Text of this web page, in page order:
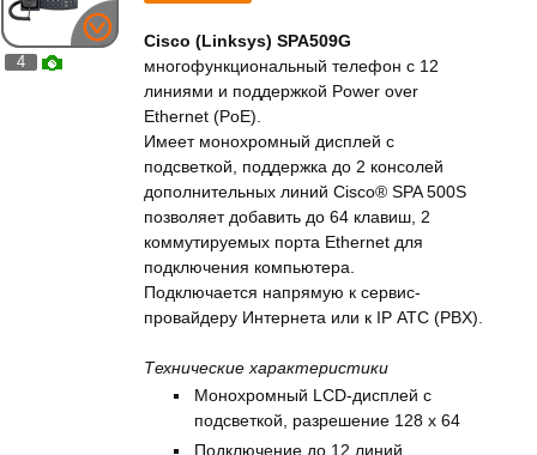
4
Cisco (Linksys) SPA509G
многофункциональный телефон с 12
линиями и поддержкой Power over
Ethernet (PoE).
Имеет монохромный дисплей с
подсветкой, поддержка до 2 консолей
дополнительных линий Cisco® SPA 500S
позволяет добавить до 64 клавиш, 2
коммутируемых порта Ethernet для
подключения компьютера.
Подключается напрямую к сервис-
провайдеру Интернета или к IP АТС (PBX).
Технические характеристики
Монохромный LCD-дисплей с
подсветкой, разрешение 128 x 64
Подключение до 12 линий